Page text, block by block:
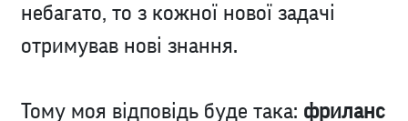
небагато, то з кожної нової задачі
отримував нові знання.
Тому моя відповідь буде така: фриланс